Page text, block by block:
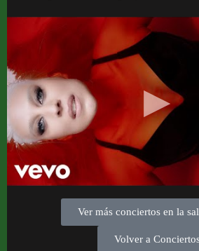
Ver más conciertos en la
Volver a